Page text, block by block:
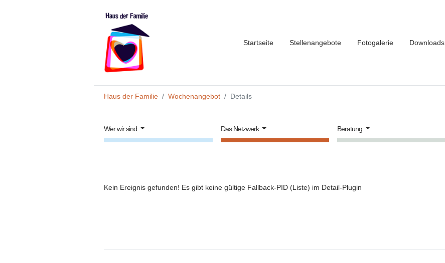
Startseite Stellenangebote Fotogalerie Downloads
Haus der Familie
Wochenangebot Details
Wer wir sind Das Netzwerk Beratung
Kein Ereignis gefunden! Es gibt keine gültige Fallback-PID (Liste) im Detail-Plugin